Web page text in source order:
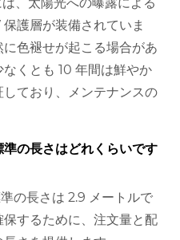
護層が装備されていま
色褪せが起こる場合があ
くとも 10 年間は鮮やか
ており、メンテナンスの
の長さはどれくらいです
の長さは 2.9 メートルで
するために、注文量と配